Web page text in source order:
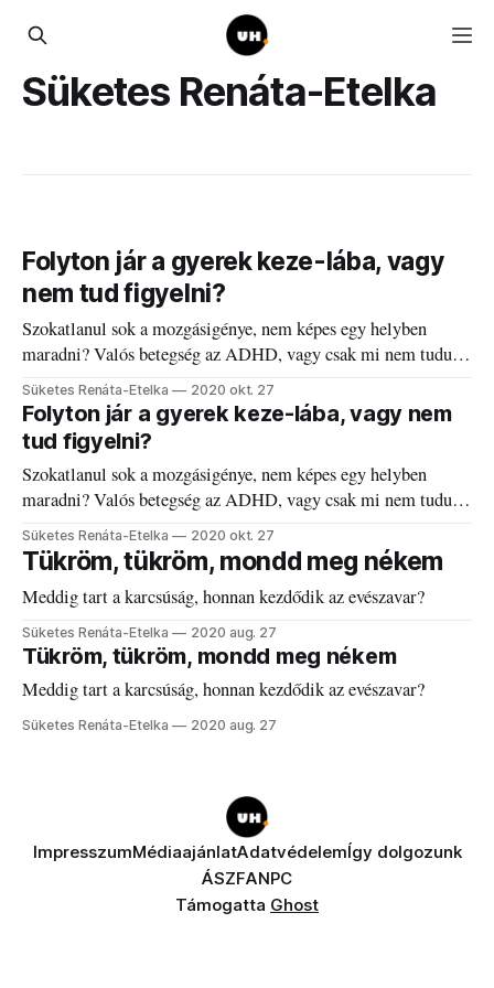
Süketes Renáta-Etelka
Folyton jár a gyerek keze-lába, vagy
nem tud figyelni?
Szokatlanul sok a mozgásigénye, nem képes egy helyben
maradni? Valós betegség az ADHD, vagy csak mi nem tudunk
mit kezdeni vele?
Süketes Renáta-Etelka 2020 okt. 27
Folyton jár a gyerek keze-lába, vagy nem
tud figyelni?
Szokatlanul sok a mozgásigénye, nem képes egy helyben
maradni? Valós betegség az ADHD, vagy csak mi nem tudunk
mit kezdeni vele?
Süketes Renáta-Etelka 2020 okt. 27
Tükröm, tükröm, mondd meg nékem
Meddig tart a karcsúság, honnan kezdődik az evészavar?
Süketes Renáta-Etelka 2020 aug. 27
Tükröm, tükröm, mondd meg nékem
Meddig tart a karcsúság, honnan kezdődik az evészavar?
Süketes Renáta-Etelka 2020 aug. 27
ImpresszumMédiaajánlatAdatvédelemÍgy dolgozunk
ÁSZFANPC
Támogatta Ghost